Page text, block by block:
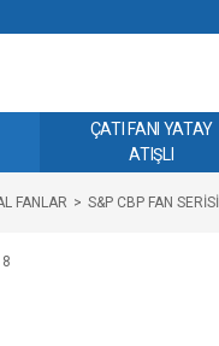
ÇATI FANI YATAY
ATIŞLI
FANLAR S&P CBP FAN SERİSİ